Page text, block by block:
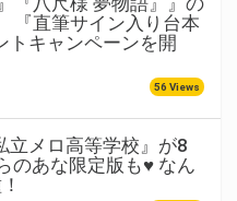
『直筆サイン入り台本
トキャンペーンを開
56 Views
立メロ高等学校』が8
のあな限定版も♥ なん